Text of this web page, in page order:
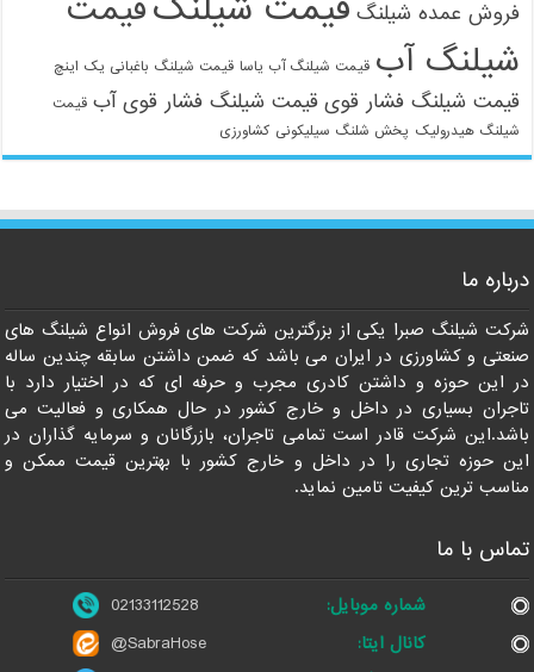
فروش عمده شیلنگ
قیمت
شیلنگ آب قیمت شیلنگ آب یاسا قیمت شیلنگ باغبانی یک اینچ
قیمت شیلنگ فشار قوی قیمت شیلنگ فشار قوی آب قیمت
شیلنگ هیدرولیک پخش شلنگ سیلیکونی کشاورزی
درباره ما
شرکت شیلنگ صبرا یکی از بزرگترین شرکت های فروش انواع شیلنگ های
صنعتی و کشاورزی در ایران می باشد که ضمن داشتن سابقه چندین ساله
در این حوزه و داشتن کادری مجرب و حرفه ای که در اختیار دارد با
تاجران بسیاری در داخل و خارج کشور در حال همکاری و فعالیت می
باشد.این شرکت قادر است تمامی تاجران، بازرگانان و سرمایه گذاران در
این حوزه تجاری را در داخل و خارج کشور با بهترین قیمت ممکن و
مناسب ترین کیفیت تامین نماید.
تماس با ما
شماره موبایل:
02133112528
کانال ایتا:
@SabraHose